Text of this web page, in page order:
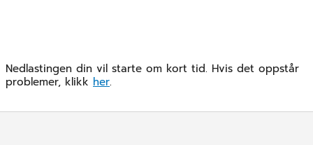
Nedlastingen din vil starte om kort tid. Hvis det oppstår
problemer, klikk her.